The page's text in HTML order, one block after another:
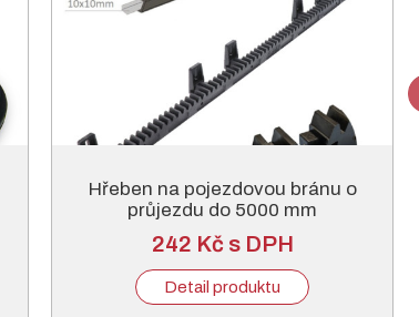
Hřeben na pojezdovou bránu o
průjezdu do 5000 mm
242 Kč s DPH
Detail produktu